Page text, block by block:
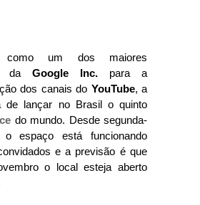
como um dos maiores
da Google Inc. para a
dos canais do YouTube, a
de lançar no Brasil o quinto
do mundo. Desde segunda-
o espaço está funcionando
e a previsão é que
o local esteja aberto